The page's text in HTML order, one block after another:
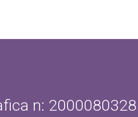
n: 2000080328